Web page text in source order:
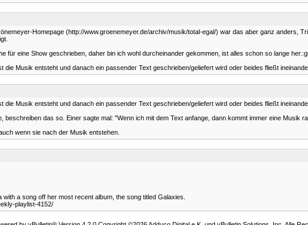
Homepage (http://www.groenemeyer.de/archiv/musik/total-egal/) war das aber ganz anders,
für eine Show geschrieben, daher bin ich wohl durcheinander gekommen, ist alles schon so lange
Musik entsteht und danach ein passender Text geschrieben/geliefert wird oder beides fließt
Musik entsteht und danach ein passender Text geschrieben/geliefert wird oder beides fließt
das so. Einer sagte mal: "Wenn ich mit dem Text anfange, dann kommt immer eine Musik
wenn sie nach der Musik entstehen.
a song off her most recent album, the song titled Galaxies.
playlist-4152/